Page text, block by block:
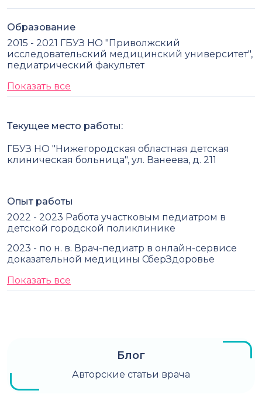
Образование
2015 - 2021 ГБУЗ НО "Приволжский
исследовательский медицинский университет",
педиатрический факультет
Показать все
Текущее место работы:
ГБУЗ НО "Нижегородская областная детская
клиническая больница", ул. Ванеева, д. 211
Опыт работы
2022 - 2023 Работа участковым педиатром в
детской городской поликлинике
2023 - по н. в. Врач-педиатр в онлайн-сервисе
доказательной медицины СберЗдоровье
Показать все
Блог
Авторские статьи врача